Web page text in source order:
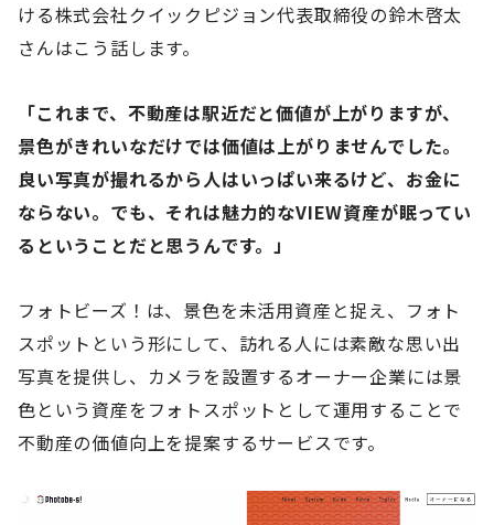
ける株式会社クイックピジョン代表取締役の鈴木啓太
さんはこう話します。
「これまで、不動産は駅近だと価値が上がりますが、
景色がきれいなだけでは価値は上がりませんでした。
良い写真が撮れるから人はいっぱい来るけど、お金に
ならない。でも、それは魅力的なVIEW資産が眠ってい
るということだと思うんです。」
フォトビーズ！は、景色を未活用資産と捉え、フォト
スポットという形にして、訪れる人には素敵な思い出
写真を提供し、カメラを設置するオーナー企業には景
色という資産をフォトスポットとして運用することで
不動産の価値向上を提案するサービスです。